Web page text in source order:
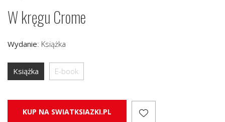
W kręgu Crome
Wydanie: Książka
Książka E-book
KUP NA SWIATKSIAZKI.PL